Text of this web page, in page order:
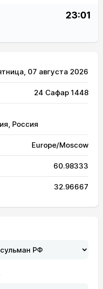
23:01
07 августа 2026
24 Сафар 1448
Россия
Europe/Moscow
60.98333
32.96667